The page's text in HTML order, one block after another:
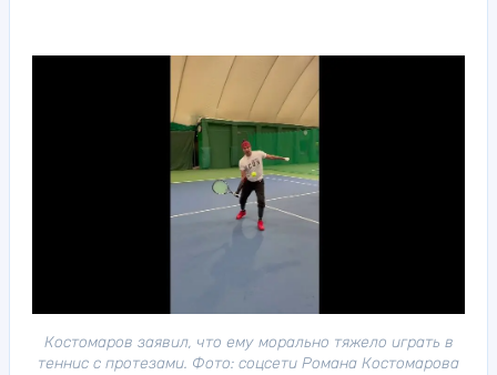
Костомаров заявил, что ему морально тяжело играть в
теннис с протезами. Фото: соцсети Романа Костомарова